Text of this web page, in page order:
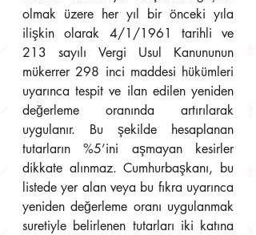
olmak üzere her yıl bir önceki yıla
ilişkin olarak 4/1/1961 tarihli ve
213 sayılı Vergi Usul Kanununun
mükerrer 298 inci maddesi hükümleri
uyarınca tespit ve ilan edilen yeniden
değerleme oranında artırılarak
uygulanır. Bu şekilde hesaplanan
tutarların %5’ini aşmayan kesirler
dikkate alınmaz. Cumhurbaşkanı, bu
listede yer alan veya bu fıkra uyarınca
yeniden değerleme oranı uygulanmak
suretiyle belirlenen tutarları iki katına